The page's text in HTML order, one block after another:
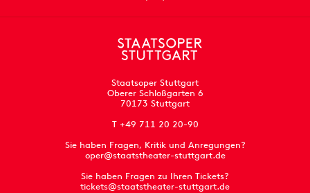
Staatsoper Stuttgart
Oberer Schloßgarten 6
70173 Stuttgart
T +49 711 20 20-90
Sie haben Fragen, Kritik und Anregungen?
oper@staatstheater-stuttgart.de
Sie haben Fragen zu Ihren Tickets?
tickets@staatstheater-stuttgart.de